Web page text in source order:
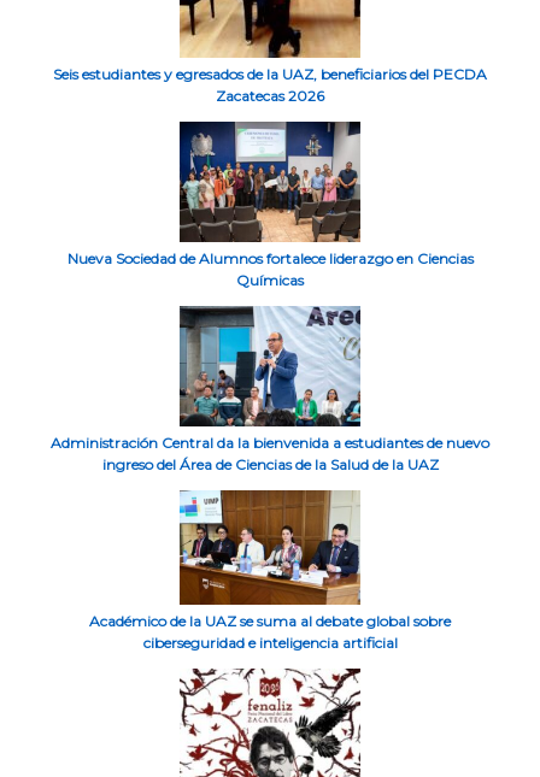
Seis estudiantes y egresados de la UAZ, beneficiarios del PECDA
Zacatecas 2026
Nueva Sociedad de Alumnos fortalece liderazgo en Ciencias
Químicas
Administración Central da la bienvenida a estudiantes de nuevo
ingreso del Área de Ciencias de la Salud de la UAZ
Académico de la UAZ se suma al debate global sobre
ciberseguridad e inteligencia artificial